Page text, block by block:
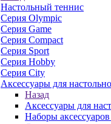
Настольный теннис
Серия Olympic
Серия Game
Серия Compact
Серия Sport
Серия Hobby
Серия City
Аксессуары для
Назад
Аксессуары для
Наборы